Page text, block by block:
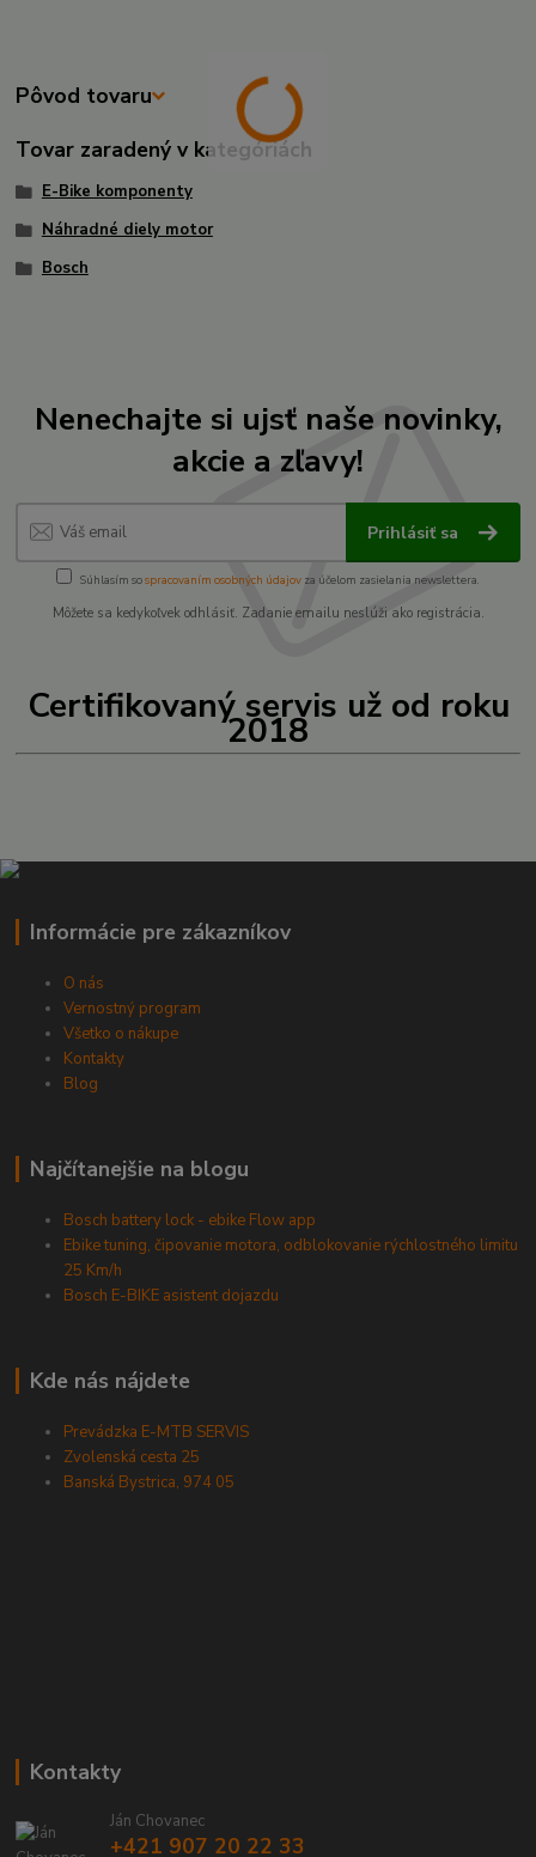
Pôvod tovaru
Tovar zaradený v kategóriách
E-Bike komponenty
Náhradné diely motor
Bosch
Nenechajte si ujsť naše novinky,
akcie a zľavy!
Prihlásiť sa
Súhlasím sospracovaním osobných údajov za účelom zasielania newslettera.
Môžete sa kedykoľvek odhlásiť. Zadanie emailu neslúži ako registrácia.
Certifikovaný servis už od roku
2018
Informácie pre zákazníkov
O nás
Vernostný program
Všetko o nákupe
Kontakty
Blog
Najčítanejšie na blogu
Bosch battery lock - ebike Flow app
Ebike tuning, čipovanie motora, odblokovanie rýchlostného limitu
25 Km/h
Bosch E-BIKE asistent dojazdu
Kde nás nájdete
Prevádzka E-MTB SERVIS
Zvolenská cesta 25
Banská Bystrica, 974 05
Kontakty
Ján Chovanec
+421 907 20 22 33